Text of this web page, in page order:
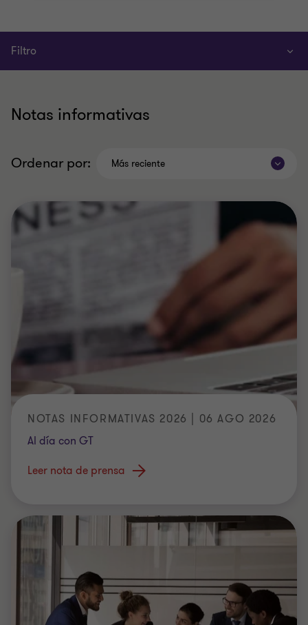
Filtro
Notas informativas
Ordenar por: Más reciente
NOTAS INFORMATIVAS 2026 | 06 AGO 2026
Al día con GT
Leer nota de prensa